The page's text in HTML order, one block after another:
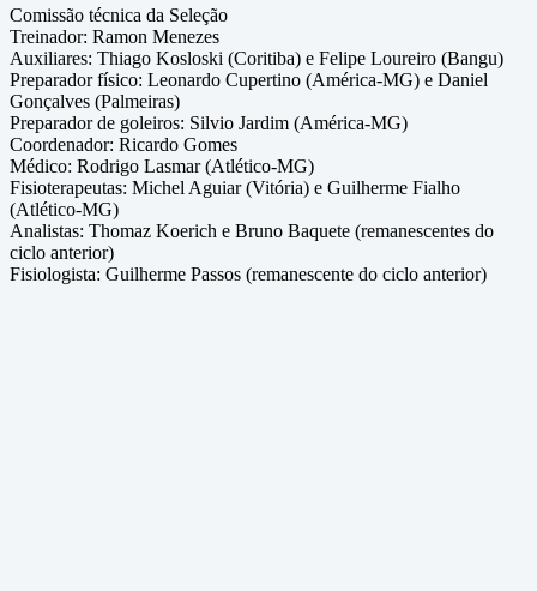
Comissão técnica da Seleção
Treinador: Ramon Menezes
Auxiliares: Thiago Kosloski (Coritiba) e Felipe Loureiro (Bangu)
Preparador físico: Leonardo Cupertino (América-MG) e Daniel
Gonçalves (Palmeiras)
Preparador de goleiros: Silvio Jardim (América-MG)
Coordenador: Ricardo Gomes
Médico: Rodrigo Lasmar (Atlético-MG)
Fisioterapeutas: Michel Aguiar (Vitória) e Guilherme Fialho
(Atlético-MG)
Analistas: Thomaz Koerich e Bruno Baquete (remanescentes do
ciclo anterior)
Fisiologista: Guilherme Passos (remanescente do ciclo anterior)